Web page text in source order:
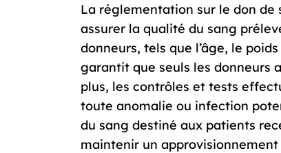
La réglementation sur le don
assurer la qualité du sang
donneurs, tels que l’âge, le
garantit que seuls les donneurs
plus, les contrôles et tests
toute anomalie ou infection
du sang destiné aux patients
maintenir un